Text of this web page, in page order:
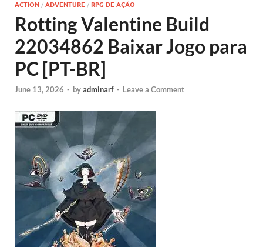
ACTION / ADVENTURE / RPG DE AÇÃO
Rotting Valentine Build
22034862 Baixar Jogo para
PC [PT-BR]
June 13, 2026 - byadminarf - Leave a Comment